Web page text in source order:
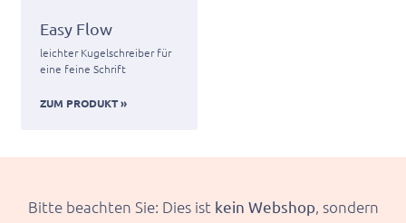
Easy Flow
leichter Kugelschreiber für
eine feine Schrift
ZUM PRODUKT »
Bitte beachten Sie: Dies ist kein Webshop, sondern